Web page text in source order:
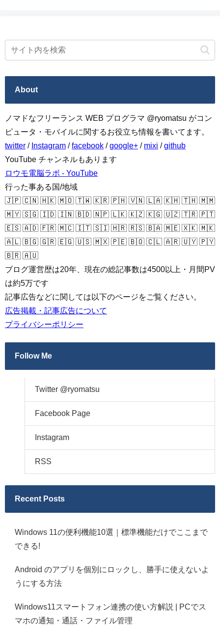
About
ノマドなフリーランス WEB プログラマ @ryomatsu がコン
ピュータ・モバイルに関するお役立ち情報を書いてます。
twitter / Instagram /facebook /google+ / mixi /github
YouTube チャンネルもあります
ロウモ電脳ラボ - YouTube
行った事ある国/地域
🇯🇵 🇨🇳 🇭🇰 🇲🇴 🇹🇼 🇰🇷 🇵🇭 🇻🇳 🇱🇦 🇰🇭 🇹🇭 🇲🇲
🇲🇾 🇸🇬 🇮🇩 🇮🇳 🇧🇩 🇳🇵 🇱🇰 🇰🇿 🇰🇬 🇺🇿 🇹🇷 🇵🇹
🇪🇸 🇦🇩 🇫🇷 🇲🇨 🇮🇹 🇸🇮 🇭🇷 🇷🇸 🇧🇦 🇲🇪 🇽🇰 🇲🇰
🇦🇱 🇧🇬 🇬🇷 🇪🇬 🇺🇸 🇲🇽 🇵🇪 🇧🇴 🇨🇱 🇦🇷 🇺🇾 🇵🇾
🇧🇷 🇦🇺
ブログ運営歴は20年、現在の総記事数は4500以上・月間PV
は約5万です
記事広告などに関しては以下のページをご覧ください。
広告掲載・記事広告について
プライバシーポリシー
Follow Me
Twitter @ryomatsu
Facebook Page
Instagram
RSS
Recent Posts
Windows 11の便利機能10選｜標準機能だけでここまで
できる!
Android のアプリを個別にロックし、勝手に使えないよ
うにする方法
Windows11スマートフォン連携の使い方解説 | PCでス
マホの通知・通話・ファイル管理